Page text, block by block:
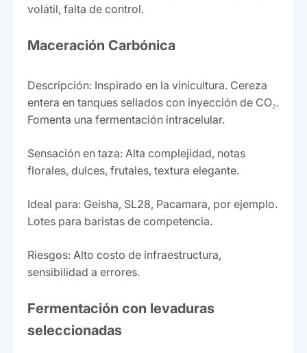
volátil, falta de control.
Maceración Carbónica
Descripción: Inspirado en la vinicultura. Cereza
entera en tanques sellados con inyección de CO₂.
Fomenta una fermentación intracelular.
Sensación en taza: Alta complejidad, notas
florales, dulces, frutales, textura elegante.
Ideal para: Geisha, SL28, Pacamara, por ejemplo.
Lotes para baristas de competencia.
Riesgos: Alto costo de infraestructura,
sensibilidad a errores.
Fermentación con levaduras
seleccionadas